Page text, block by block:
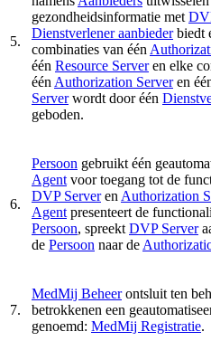
5.
gezondheidsinformatie met
Dienstverlener aanbiederbiedt
combinaties van één
één Resource Serveren elke
éénAuthorization Serveren
Serverwordt door één
geboden.
6.
Persoon gebruikt één
Agentvoor toegang tot de
DVP ServerenAuthorization
Agent presenteert de
Persoon, spreektDVP Server
de Persoon naar de
7.
MedMij Beheerontsluit ten
betrokkenen een
genoemd: MedMij Registratie.